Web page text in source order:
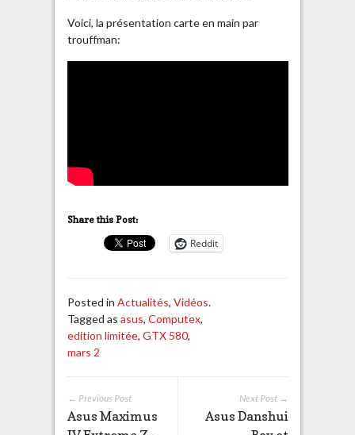
Voici, la présentation carte en main par
trouffman:
Share this Post:
Reddit
Posted in Actualités, Vidéos.
Tagged as asus, Computex,
edition limitée, GTX 580,
mars 2
Next Post →
Asus Danshui
← Previous Post
Asus Maximus